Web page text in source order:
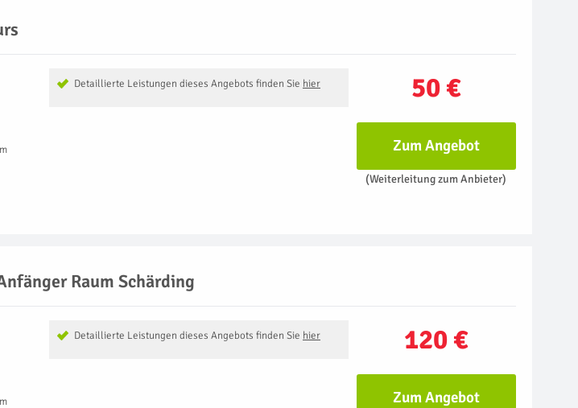
50 €
Detaillierte Leistungen dieses Angebots finden Sie hier
Zum Angebot
(Weiterleitung zum Anbieter)
Raum Schärding
120 €
Detaillierte Leistungen dieses Angebots finden Sie hier
Zum Angebot